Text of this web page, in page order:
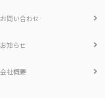
お問い合わせ
お知らせ
会社概要